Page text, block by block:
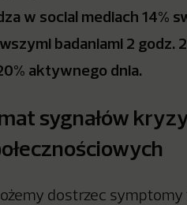
w social mediach 14%
badaniami 2 godz.
aktywnego dnia.
sygnałów
dostrzec